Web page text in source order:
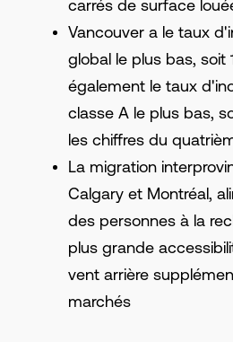
carrés de surface
Vancouver a le taux
global le plus bas, soit
également le taux
classe A le plus bas,
les chiffres du
La migration
Calgary et Montréal,
des personnes à la
plus grande
vent arrière
marchés